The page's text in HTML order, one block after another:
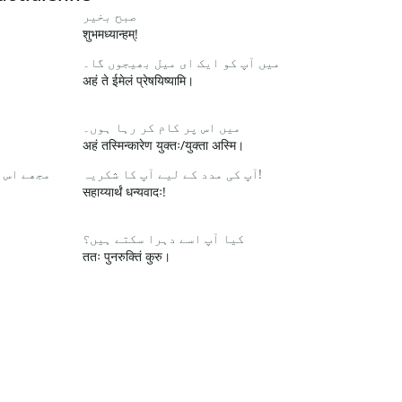
صبح بخیر
शुभमध्यान्हम्!
میں آپ کو ایک ای میل بھیجوں گا۔
अहं ते ईमेलं प्रेषयिष्यामि।
میں اس پر کام کر رہا ہوں۔
अहं तस्मिन्कारेण युक्तः/युक्ता अस्मि।
مجھے
آپ کی مدد کے لیے آپ کا شکریہ!
सहाय्यार्थं धन्यवादः!
کیا آپ اسے دہرا سکتے ہیں؟
ततः पुनरुक्तिं कुरु।